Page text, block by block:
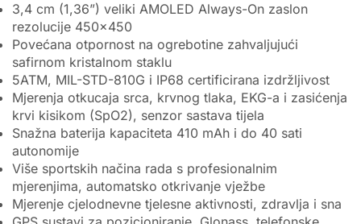
3,4 cm (1,36”) veliki AMOLED Always-On zaslon
rezolucije 450×450
Povećana otpornost na ogrebotine zahvaljujući
safirnom kristalnom staklu
5ATM, MIL-STD-810G i IP68 certificirana izdržljivost
Mjerenja otkucaja srca, krvnog tlaka, EKG-a i zasićenja
krvi kisikom (SpO2), senzor sastava tijela
Snažna baterija kapaciteta 410 mAh i do 40 sati
autonomije
Više sportskih načina rada s profesionalnim
mjerenjima, automatsko otkrivanje vježbe
Mjerenje cjelodnevne tjelesne aktivnosti, zdravlja i sna